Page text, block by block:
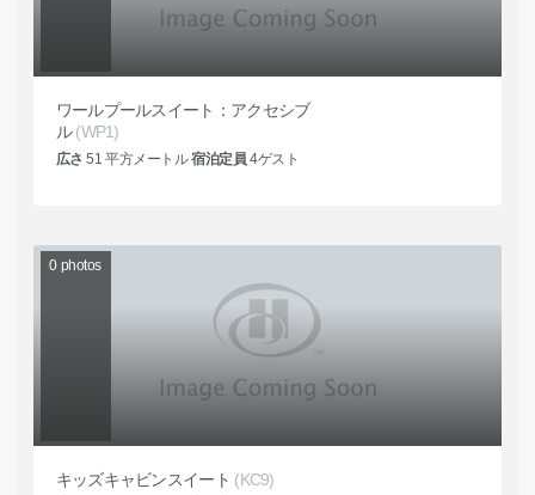
ワールプールスイート：アクセシブ
ル (WP1)
広さ 51 平方メートル宿泊定員 4ゲスト
0 photos
キッズキャビンスイート (KC9)